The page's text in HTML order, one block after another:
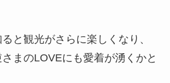
と観光がさらに楽しくなり、
まのLOVEにも愛着が湧くかと